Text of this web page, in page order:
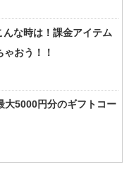
んな時は！課金アイテム
おう！！
大5000円分のギフトコー